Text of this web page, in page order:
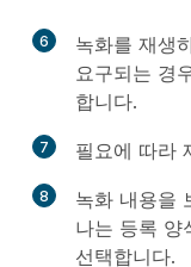
6
녹화를 재생
요구되는 경
합니다.
7 필요에 따라
8
녹화 내용을
나는 등록 양
선택합니다.